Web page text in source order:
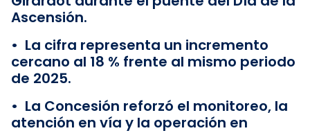
Ascensión.
• La cifra representa un incremento
cercano al 18 % frente al mismo periodo
de 2025.
• La Concesión reforzó el monitoreo, la
atención en vía y la operación en